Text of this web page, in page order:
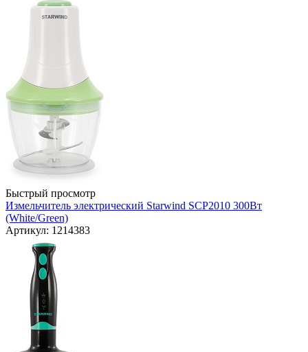
Быстрый просмотр
Измельчитель электрический Starwind SCP2010 300Вт
(White/Green)
Артикул: 1214383